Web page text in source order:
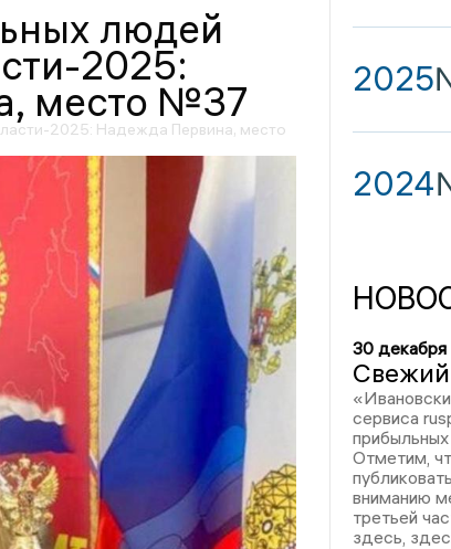
людей
2025:
место №37
2025: Надежда Первина, место
2025
2024
30 декабря
сервиса
Отметим,
вниманию
третьей
здесь,